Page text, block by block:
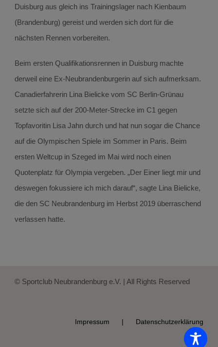
Duisburg aus gleich ins Trainingslager nach Kienbaum
(Brandenburg) gereist und werden sich dort für die
nächsten Rennen vorbereiten.
Beim ersten Qualifikationsrennen in Duisburg machte
derweil eine Ex-Neubrandenburgerin auf sich aufmerksam.
Canadierfahrerin Lina Bielicke vom SC Berlin-Grünau
setzte sich auf der 200-Meter-Strecke im C1 gegen
Topfavoritin Lisa Jahn durch und hat nun sogar die Chance
auf die Olympischen Spiele im Sommer in Paris. Beim
ersten Weltcup in Szeged im Mai wird noch einen
Quotenplatz für Olympia vergeben. „Der Einer liegt mir und
deswegen fokussiere ich mich darauf“, sagte Lina Bielicke,
die den SC Neubrandenburg im Herbst 2019 überraschend
verlassen hatte.
© Sportclub Neubrandenburg e.V. | All Rights Reserved
Impressum Datenschutzerklärung